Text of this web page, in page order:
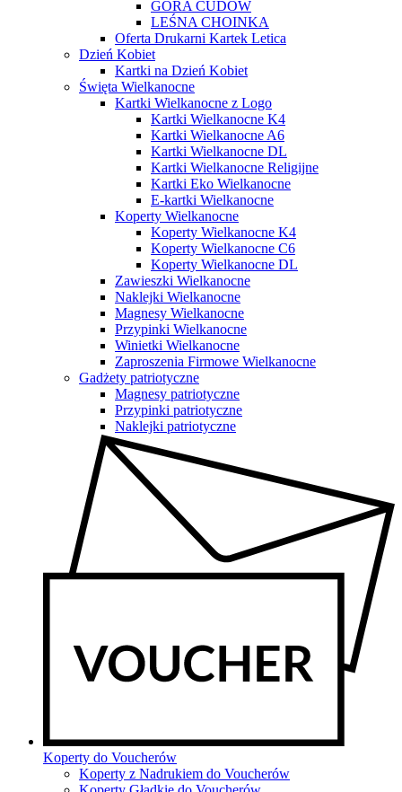
GÓRA CUDÓW
LEŚNA CHOINKA
Oferta Drukarni Kartek Letica
Dzień Kobiet
Kartki na Dzień Kobiet
Święta Wielkanocne
Kartki Wielkanocne z Logo
Kartki Wielkanocne K4
Kartki Wielkanocne A6
Kartki Wielkanocne DL
Kartki Wielkanocne Religijne
Kartki Eko Wielkanocne
E-kartki Wielkanocne
Koperty Wielkanocne
Koperty Wielkanocne K4
Koperty Wielkanocne C6
Koperty Wielkanocne DL
Zawieszki Wielkanocne
Naklejki Wielkanocne
Magnesy Wielkanocne
Przypinki Wielkanocne
Winietki Wielkanocne
Zaproszenia Firmowe Wielkanocne
Gadżety patriotyczne
Magnesy patriotyczne
Przypinki patriotyczne
Naklejki patriotyczne
Koperty do Voucherów
Koperty z Nadrukiem do Voucherów